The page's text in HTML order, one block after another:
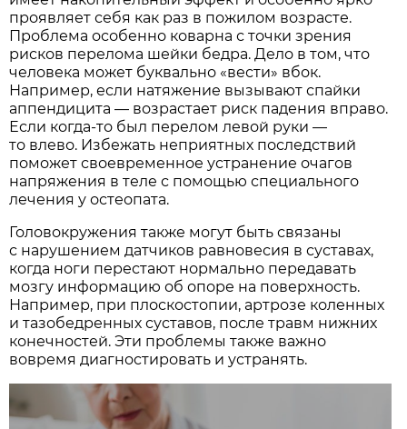
проявляет себя как раз в пожилом возрасте.
Проблема особенно коварна с точки зрения
рисков перелома шейки бедра. Дело в том, что
человека может буквально «вести» вбок.
Например, если натяжение вызывают спайки
аппендицита — возрастает риск падения вправо.
Если когда-то был перелом левой руки —
то влево. Избежать неприятных последствий
поможет своевременное устранение очагов
напряжения в теле с помощью специального
лечения у остеопата.
Головокружения также могут быть связаны
с нарушением датчиков равновесия в суставах,
когда ноги перестают нормально передавать
мозгу информацию об опоре на поверхность.
Например, при плоскостопии, артрозе коленных
и тазобедренных суставов, после травм нижних
конечностей. Эти проблемы также важно
вовремя диагностировать и устранять.